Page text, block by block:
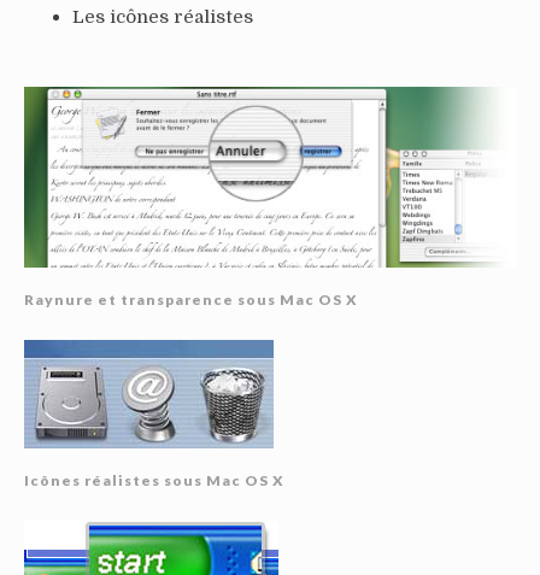
Les icônes réalistes
Raynure et transparence sous Mac OS X
Icônes réalistes sous Mac OS X